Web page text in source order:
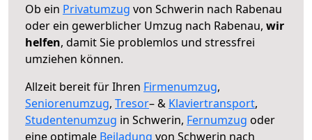
Ob ein Privatumzug von Schwerin nach Rabenau
oder ein gewerblicher Umzug nach Rabenau, wir
helfen, damit Sie problemlos und stressfrei
umziehen können.
Allzeit bereit für Ihren Firmenumzug,
Seniorenumzug, Tresor– & Klaviertransport,
Studentenumzug in Schwerin, Fernumzug oder
eine optimale Beiladung von Schwerin nach